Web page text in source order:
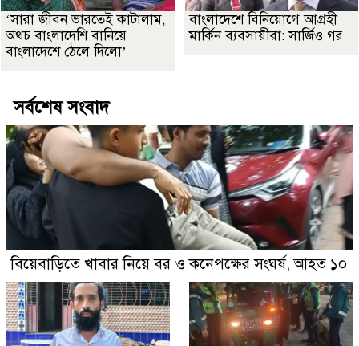
‘সারা জীবন ভারতেই কাটালাম,
অথচ বাংলাদেশি বানিয়ে
বাংলাদেশে ঠেলে দিলো’
বাংলাদেশে বিনিয়োগে আগ্রহী
মার্কিন ব্যবসায়ীরা: সার্জিও গর
সর্বশেষ সংবাদ
বিয়েবাড়িতে খাবার নিয়ে বর ও কনেপক্ষের সংঘর্ষ, আহত ১০